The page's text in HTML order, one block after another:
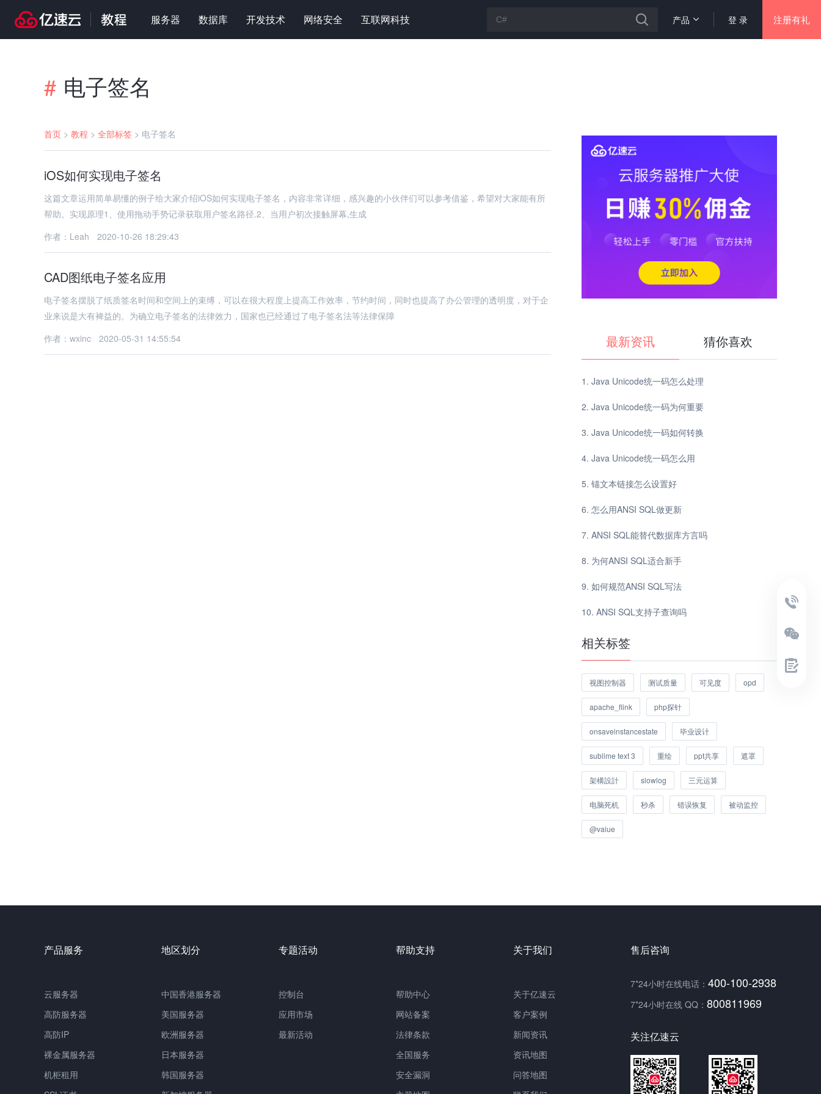
服务器 数据库 开发技术 网络安全 互联网科技 登 录 注册有礼
产品
# 电子签名
首页 > 教程 > 全部标签 > 电子签名
iOS如何实现电子签名
这篇文章运用简单易懂的例子给大家介绍iOS如何实现电子签名，内容非常详细，感兴趣的小伙伴们可以参考借鉴，希望对大家能有所
帮助。实现原理1、使用拖动手势记录获取用户签名路径.2、当用户初次接触屏幕,生成
作者：Leah
2020-10-26 18:29:43
CAD图纸电子签名应用
电子签名摆脱了纸质签名时间和空间上的束缚，可以在很大程度上提高工作效率，节约时间，同时也提高了办公管理的透明度，对于企
业来说是大有裨益的。为确立电子签名的法律效力，国家也已经通过了电子签名法等法律保障
作者：wxinc
2020-05-31 14:55:54 最新资讯 猜你喜欢
Java Unicode统一码怎么处理
Java Unicode统一码为何重要
Java Unicode统一码如何转换
Java Unicode统一码怎么用
锚文本链接怎么设置好
怎么用ANSI SQL做更新
ANSI SQL能替代数据库方言吗
为何ANSI SQL适合新手
如何规范ANSI SQL写法
ANSI SQL支持子查询吗
相关标签
视图控制器 测试质量 可见度 opd
apache_flink php探针
onsaveinstancestate 毕业设计
sublime text 3 重绘 ppt共享 遮罩
架構設計 slowlog 三元运算
电脑死机 秒杀 错误恢复 被动监控
@value
产品服务
云服务器
高防服务器
高防IP
裸金属服务器
机柜租用
地区划分
中国香港服务器
美国服务器
欧洲服务器
日本服务器
韩国服务器
专题活动
控制台
应用市场
最新活动
帮助支持
帮助中心
网站备案
法律条款
全国服务
安全漏洞
关于我们
关于亿速云
客户案例
新闻资讯
资讯地图
问答地图
售后咨询
7*24小时在线电话： 400-100-2938
7*24小时在线 QQ： 800811969
关注亿速云